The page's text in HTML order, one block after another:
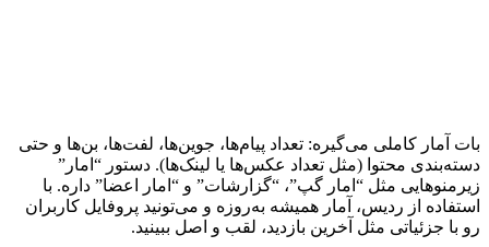
بات آمار کاملی می‌گیره: تعداد پیام‌ها، جوین‌ها، لفت‌ها، بن‌ها و حتی
دسته‌بندی محتوا (مثل تعداد عکس‌ها یا لینک‌ها). دستور “امار”
زیرمنوهایی مثل “امار گپ”، “گزارشات” و “امار اعضا” داره. با
استفاده از ردیس، آمار همیشه به‌روزه و می‌تونید پروفایل کاربران
رو با جزئیاتی مثل آخرین بازدید، لقب و اصل ببینید.